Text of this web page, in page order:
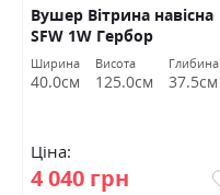
Вушер Вітрина навісна
SFW 1W Гербор
Ширина
40.0см
Висота
125.0см
Глибина
37.5см
Ціна:
4 040 грн